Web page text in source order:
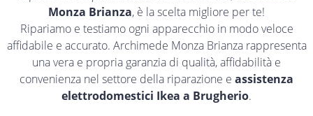
Monza Brianza, è la scelta migliore per te!
Ripariamo e testiamo ogni apparecchio in modo veloce
affidabile e accurato. Archimede Monza Brianza rappresenta
una vera e propria garanzia di qualità, affidabilità e
convenienza nel settore della riparazione e assistenza
elettrodomestici Ikea a Brugherio.